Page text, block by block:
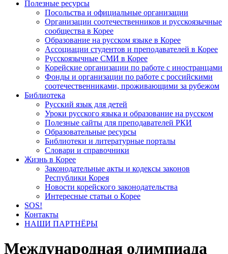
Полезные ресурсы
Посольства и официальные организации
Организации соотечественников и русскоязычные
сообщества в Корее
Образование на русском языке в Корее
Ассоциации студентов и преподавателей в Корее
Русскоязычные СМИ в Корее
Корейские организации по работе с иностранцами
Фонды и организации по работе с российскими
соотечественниками, проживающими за рубежом
Библиотека
Русский язык для детей
Уроки русского языка и образование на русском
Полезные сайты для преподавателей РКИ
Образовательные ресурсы
Библиотеки и литературные порталы
Словари и справочники
Жизнь в Корее
Законодательные акты и кодексы законов
Республики Корея
Новости корейского законодательства
Интересные статьи о Корее
SOS!
Контакты
НАШИ ПАРТНЁРЫ
Международная олимпиада